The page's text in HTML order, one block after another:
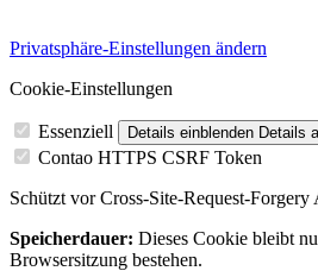
Privatsphäre-Einstellungen ändern
Cookie-Einstellungen
Essenziell Details einblenden Details
Contao HTTPS CSRF Token
Schützt vor Cross-Site-Request-Forgery
Speicherdauer: Dieses Cookie bleibt
Browsersitzung bestehen.